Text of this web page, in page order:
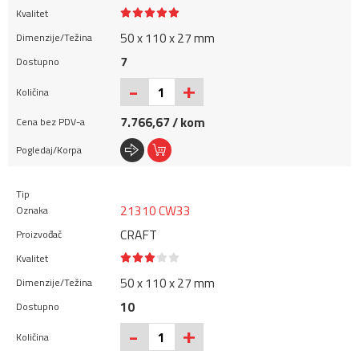
50 x 110 x 27 mm
7
- +
7.766,67 / kom
21310 CW33
CRAFT
50 x 110 x 27 mm
10
- +